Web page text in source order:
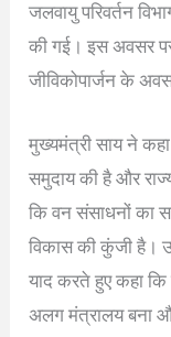
जलवायु परिवर्तन
की गई। इस अवसर
जीविकोपार्जन के
मुख्यमंत्री साय ने
समुदाय की है और
कि वन संसाधनों का
विकास की कुंजी है।
याद करते हुए कहा
अलग मंत्रालय बना